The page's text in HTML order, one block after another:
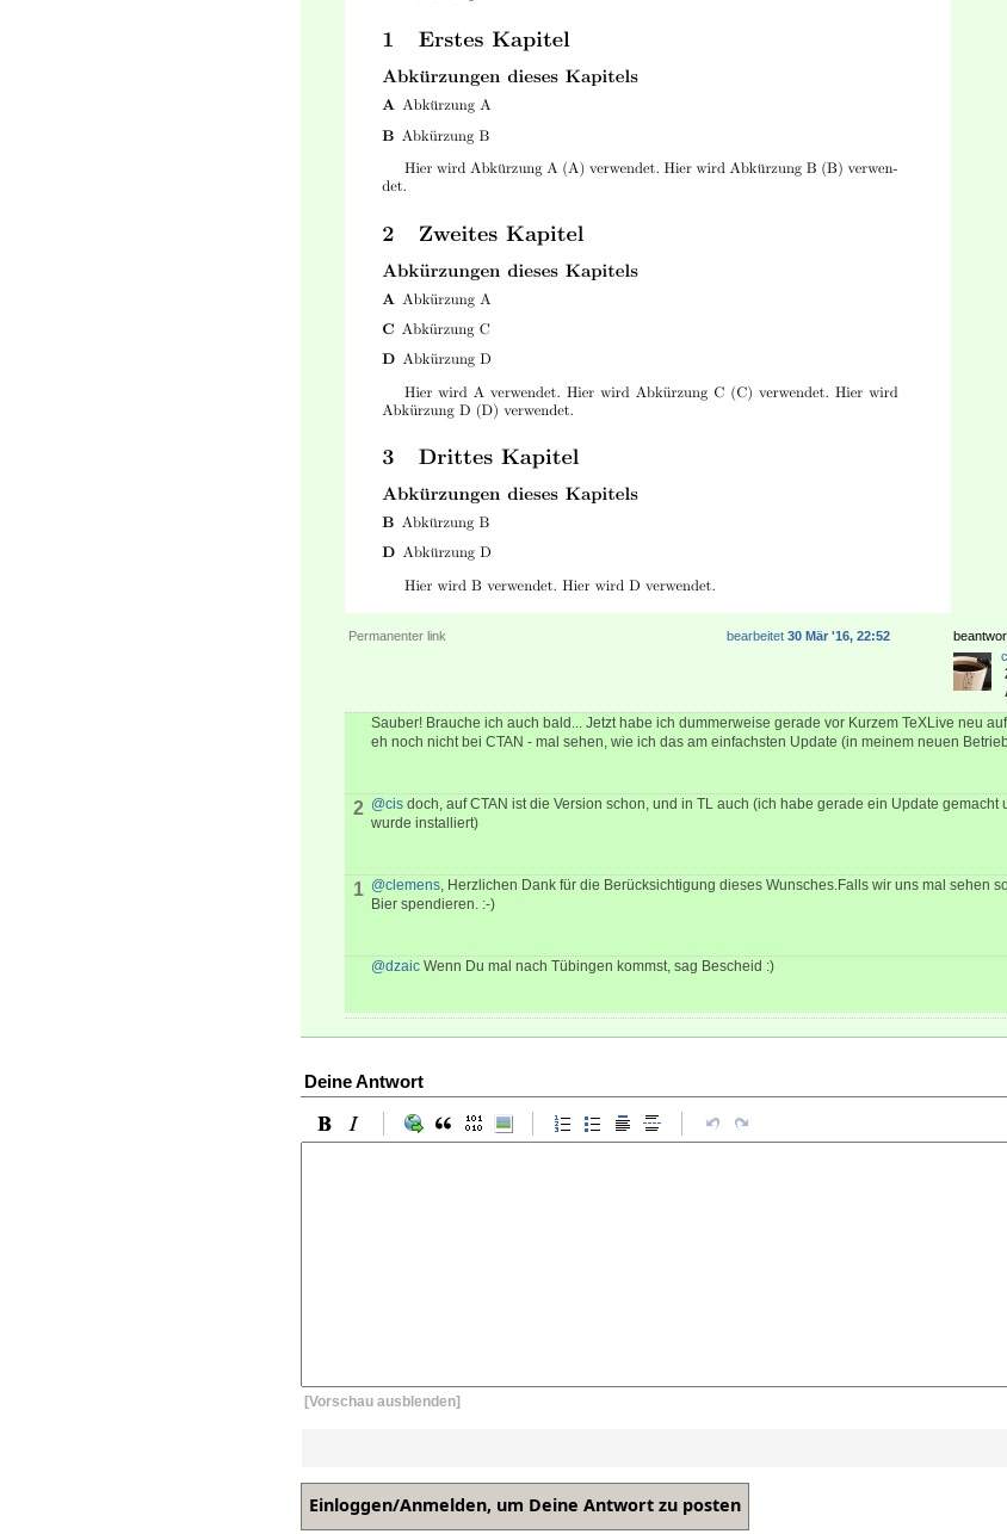
Permanenter link bearbeitet 30 Mär '16, 22:52
Sauber! Brauche ich auch bald... Jetzt habe ich dummerweise gerade vor Kurzem TeXLive neu
eh noch nicht bei CTAN - mal sehen, wie ich das am einfachsten Update (in meinem neuen
2 @cis doch, auf CTAN ist die Version schon, und in TL auch (ich habe gerade ein Update gemacht
wurde installiert)
1 @clemens, Herzlichen Dank für die Berücksichtigung dieses Wunsches.Falls wir uns mal sehen
Bier spendieren. :-)
@dzaic Wenn Du mal nach Tübingen kommst, sag Bescheid :)
Deine Antwort
[Vorschau ausblenden]